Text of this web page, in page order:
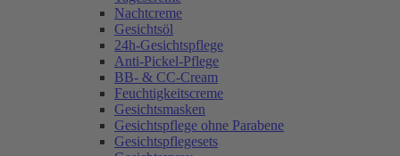
Nachtcreme
Gesichtsöl
24h-Gesichtspflege
Anti-Pickel-Pflege
BB- & CC-Cream
Feuchtigkeitscreme
Gesichtsmasken
Gesichtspflege ohne Parabene
Gesichtspflegesets